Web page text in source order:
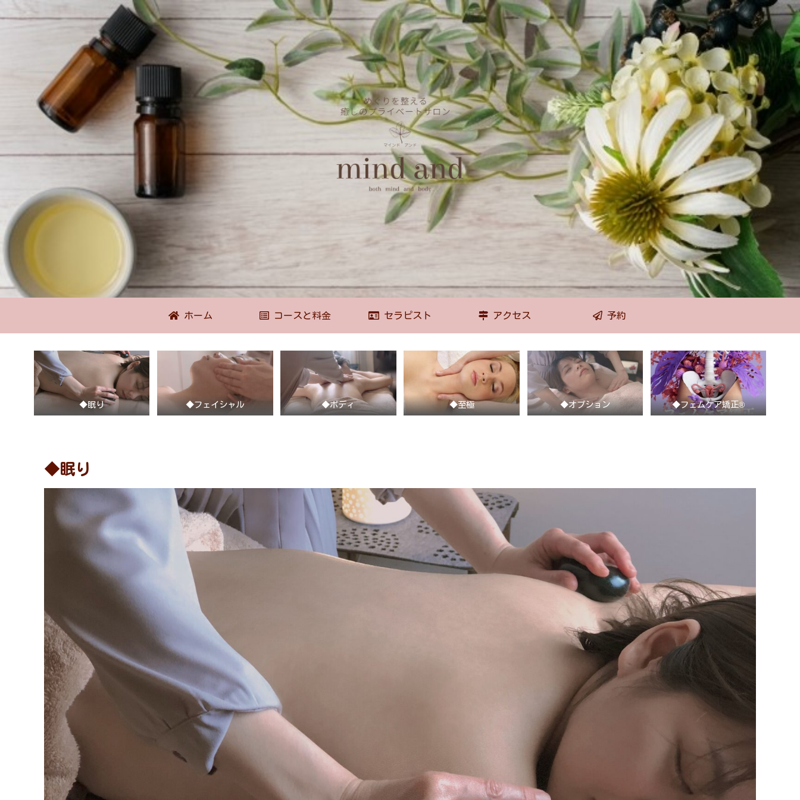
ホーム コースと料金 セラピスト アクセス 予約
◆眠り ◆フェイシャル ◆ボディ ◆至極 ◆オプション ◆フェムケア矯正®
◆眠り